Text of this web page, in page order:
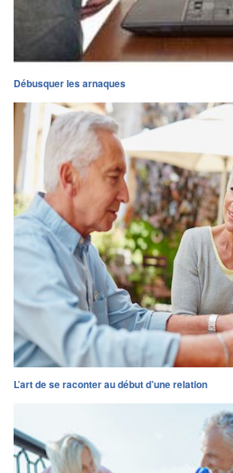
Débusquer les arnaques
L’art de se raconter au début d’une relation